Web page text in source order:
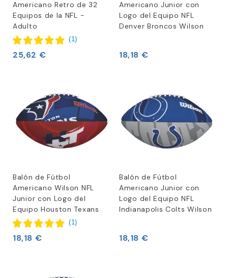
En Football America EU, comprendemos el fervor y la
emoción que acompaña a ser un fanático de la NFL. Por
de balones de fútbol con logotipos de la NFL y balones
de juego oficiales, asegurando que puedas apoyar a tu
Americano Retro de 32
Equipos de la NFL -
Adulto
(1)
25,62 €
Americano Junior con
Logo del Equipo NFL
Denver Broncos Wilson
18,18 €
Balón de Fútbol
Americano Wilson NFL
Junior con Logo del
Equipo Houston Texans
(1)
18,18 €
Balón de Fútbol
Americano Junior con
Logo del Equipo NFL
Indianapolis Colts Wilson
18,18 €